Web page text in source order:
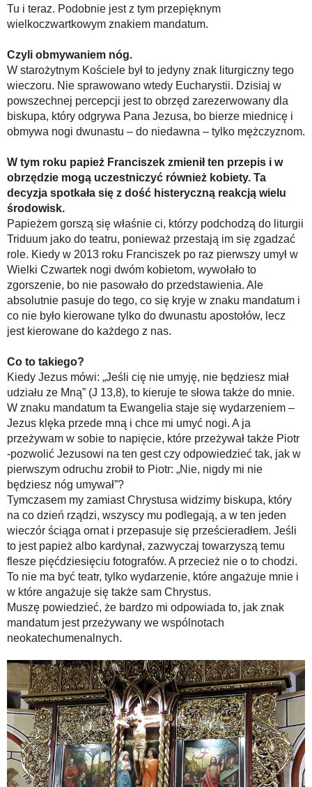
Tu i teraz. Podobnie jest z tym przepięknym
wielkoczwartkowym znakiem mandatum.
Czyli obmywaniem nóg.
W starożytnym Kościele był to jedyny znak liturgiczny tego
wieczoru. Nie sprawowano wtedy Eucharystii. Dzisiaj w
powszechnej percepcji jest to obrzęd zarezerwowany dla
biskupa, który odgrywa Pana Jezusa, bo bierze miednicę i
obmywa nogi dwunastu – do niedawna – tylko mężczyznom.
W tym roku papież Franciszek zmienił ten przepis i w
obrzędzie mogą uczestniczyć również kobiety. Ta
decyzja spotkała się z dość histeryczną reakcją wielu
środowisk.
Papieżem gorszą się właśnie ci, którzy podchodzą do liturgii
Triduum jako do teatru, ponieważ przestają im się zgadzać
role. Kiedy w 2013 roku Franciszek po raz pierwszy umył w
Wielki Czwartek nogi dwóm kobietom, wywołało to
zgorszenie, bo nie pasowało do przedstawienia. Ale
absolutnie pasuje do tego, co się kryje w znaku mandatum i
co nie było kierowane tylko do dwunastu apostołów, lecz
jest kierowane do każdego z nas.
Co to takiego?
Kiedy Jezus mówi: „Jeśli cię nie umyję, nie będziesz miał
udziału ze Mną” (J 13,8), to kieruje te słowa także do mnie.
W znaku mandatum ta Ewangelia staje się wydarzeniem –
Jezus klęka przede mną i chce mi umyć nogi. A ja
przeżywam w sobie to napięcie, które przeżywał także Piotr
-pozwolić Jezusowi na ten gest czy odpowiedzieć tak, jak w
pierwszym odruchu zrobił to Piotr: „Nie, nigdy mi nie
będziesz nóg umywał”?
Tymczasem my zamiast Chrystusa widzimy biskupa, który
na co dzień rządzi, wszyscy mu podlegają, a w ten jeden
wieczór ściąga ornat i przepasuje się prześcieradłem. Jeśli
to jest papież albo kardynał, zazwyczaj towarzyszą temu
flesze pięćdziesięciu fotografów. A przecież nie o to chodzi.
To nie ma być teatr, tylko wydarzenie, które angażuje mnie i
w które angażuje się także sam Chrystus.
Muszę powiedzieć, że bardzo mi odpowiada to, jak znak
mandatum jest przeżywany we wspólnotach
neokatechumenalnych.